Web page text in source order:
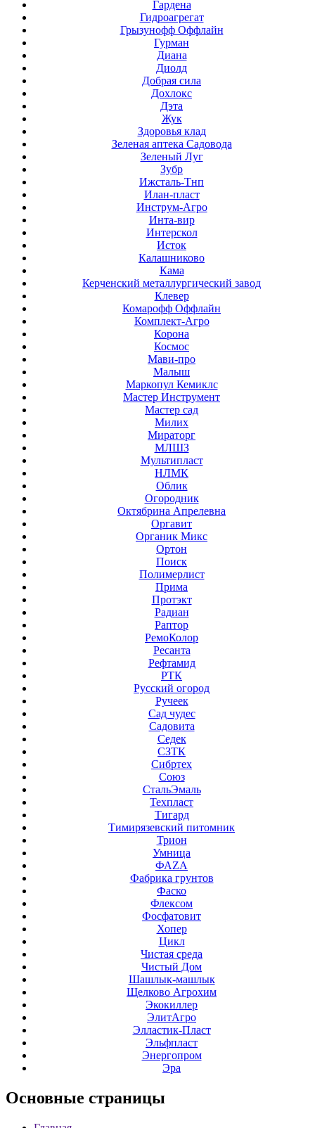
Гардена
Гидроагрегат
Грызунофф Оффлайн
Гурман
Диана
Диолд
Добрая сила
Дохлокс
Дэта
Жук
Здоровья клад
Зеленая аптека Садовода
Зеленый Луг
Зубр
Ижсталь-Тнп
Илан-пласт
Инструм-Агро
Инта-вир
Интерскол
Исток
Калашниково
Кама
Керченский металлургический завод
Клевер
Комарофф Оффлайн
Комплект-Агро
Корона
Космос
Мави-про
Малыш
Маркопул Кемиклс
Мастер Инструмент
Мастер сад
Милих
Мираторг
МЛШЗ
Мультипласт
НЛМК
Облик
Огородник
Октябрина Апрелевна
Оргавит
Органик Микс
Ортон
Поиск
Полимерлист
Прима
Протэкт
Радиан
Раптор
РемоКолор
Ресанта
Рефтамид
РТК
Русский огород
Ручеек
Сад чудес
Садовита
Седек
СЗТК
Сибртех
Союз
СтальЭмаль
Техпласт
Тигард
Тимирязевский питомник
Трион
Умница
ФАZА
Фабрика грунтов
Фаско
Флексом
Фосфатовит
Хопер
Цикл
Чистая среда
Чистый Дом
Шашлык-машлык
Щелково Агрохим
Экокиллер
ЭлитАгро
Элластик-Пласт
Эльфпласт
Энергопром
Эра
Основные страницы